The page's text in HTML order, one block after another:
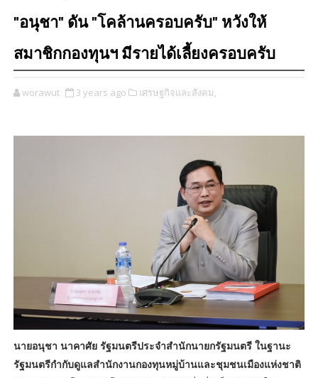
"อนุชา" ดัน "โคล้านครอบครับ" หวังให้
สมาชิกกองทุนฯ มีรายได้เลี้ยงครอบครับ
worawut 3 years ago เศรษฐกิจและสังคม,
นายอนุชา นาคาศัย รัฐมนตรีประจำสำนักนายกรัฐมนตรี ในฐานะ
รัฐมนตรีกำกับดูแลสำนักงานกองทุนหมู่บ้านและชุมชนเมืองแห่งชาติ